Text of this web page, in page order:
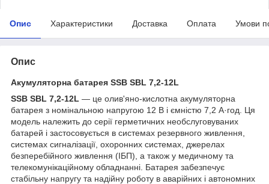
Опис Характеристики Доставка Оплата Умови
Опис
Акумуляторна батарея SSB SBL 7,2-12L
SSB SBL 7,2-12L — це олив'яно-кислотна акумуляторна
батарея з номінальною напругою 12 В і ємністю 7,2 А·год. Ця
модель належить до серії герметичних необслуговуваних
батарей і застосовується в системах резервного живлення,
системах сигналізації, охоронних системах, джерелах
безперебійного живлення (ІБП), а також у медичному та
телекомунікаційному обладнанні. Батарея забезпечує
стабільну напругу та надійну роботу в аварійних і автономних